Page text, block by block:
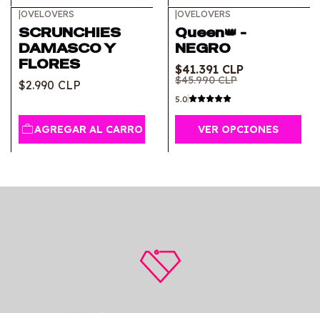
|OVELOVERS
SCRUNCHIES
DAMASCO Y
FLORES
$2.990 CLP
AGREGAR AL CARRO
|OVELOVERS
Queen👑 -
NEGRO
$41.391 CLP
$45.990 CLP
5.0
VER OPCIONES